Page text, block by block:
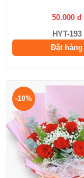
50.000 đ
HYT-193
Đặt hàng
-10%